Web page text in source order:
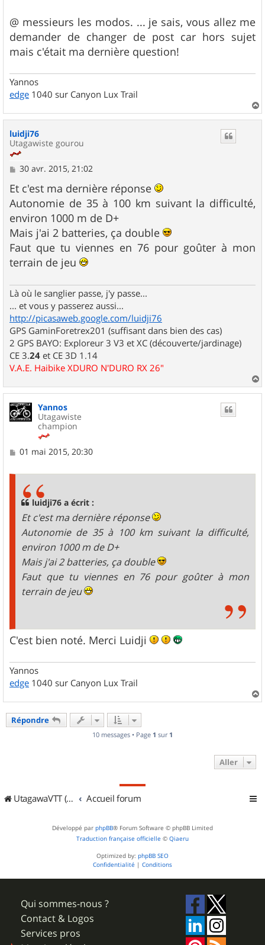
@ messieurs les modos. ... je sais, vous allez me
demander de changer de post car hors sujet
mais c'était ma dernière question!
Yannos
edge 1040 sur Canyon Lux Trail
a
luidji76
Utagawiste gourou
M
s
s
a
g
e
30 avr. 2015, 21:02
Et c'est ma dernière réponse
Autonomie de 35 à 100 km suivant la difficulté,
environ 1000 m de D+
Mais j'ai 2 batteries, ça double
Faut que tu viennes en 76 pour goûter à mon
terrain de jeu
Là où le sanglier passe, j'y passe...
... et vous y passerez aussi...
http://picasaweb.google.com/luidji76
GPS GaminForetrex201 (suffisant dans bien des cas)
2 GPS BAYO: Exploreur 3 V3 et XC (découverte/jardinage)
CE 3.24 et CE 3D 1.14
V.A.E. Haibike XDURO N'DURO RX 26"
a
Yannos
Utagawiste
champion
M
01 mai 2015, 20:30
luidji76 a écrit :
Et c'est ma dernière réponse
Autonomie de 35 à 100 km suivant la difficulté,
environ 1000 m de D+
Mais j'ai 2 batteries, ça double
Faut que tu viennes en 76 pour goûter à mon
terrain de jeu
C'est bien noté. Merci Luidji
Yannos
edge 1040 sur Canyon Lux Trail
a
Répondre
10 messages • Page 1 sur 1
Aller
UtagawaVTT (Randos VTT et VTTAE avec traces GPS) Accueil forum
Développé par phpBB® Forum Software © phpBB Limited
Traduction française officielle © Qiaeru
Optimized by: phpBB SEO
Confidentialité | Conditions
Qui sommes-nous ?
Contact & Logos
Services pros